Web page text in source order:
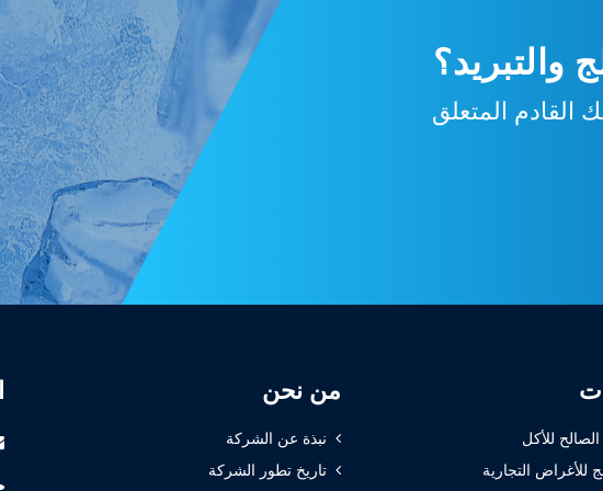
والتبريد؟
المتعلق
الصالح للأكل
للأغراض التجارية
من نحن
نبذة عن الشركة
تاريخ تطور الشركة